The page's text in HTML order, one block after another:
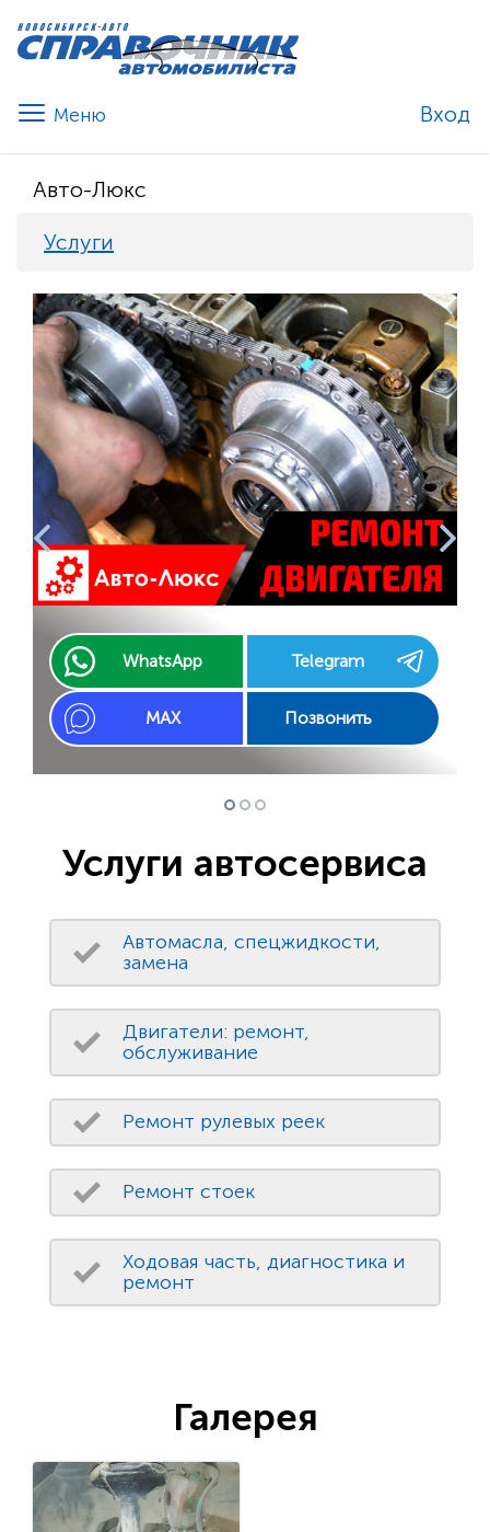
Вход
Авто-Люкс
Услуги
WhatsApp Telegram
MAX Позвонить
Previous
Услуги автосервиса
Автомасла, спецжидкости,
замена
Двигатели: ремонт,
обслуживание
Ремонт рулевых реек
Ремонт стоек
Ходовая часть, диагностика и
ремонт
Галерея